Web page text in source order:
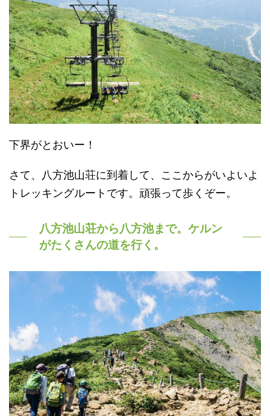
下界がとおいー！
さて、八方池山荘に到着して、ここからがいよいよ
トレッキングルートです。頑張って歩くぞー。
八方池山荘から八方池まで。ケルン
がたくさんの道を行く。